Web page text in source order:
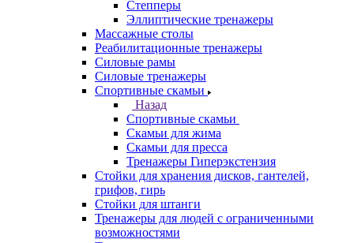
Степперы
Эллиптические тренажеры
Массажные столы
Реабилитационные тренажеры
Силовые рамы
Силовые тренажеры
Спортивные скамьи
Назад
Спортивные скамьи
Скамьи для жима
Скамьи для пресса
Тренажеры Гиперэкстензия
Стойки для хранения дисков, гантелей,
грифов, гирь
Стойки для штанги
Тренажеры для людей с ограниченными
возможностями